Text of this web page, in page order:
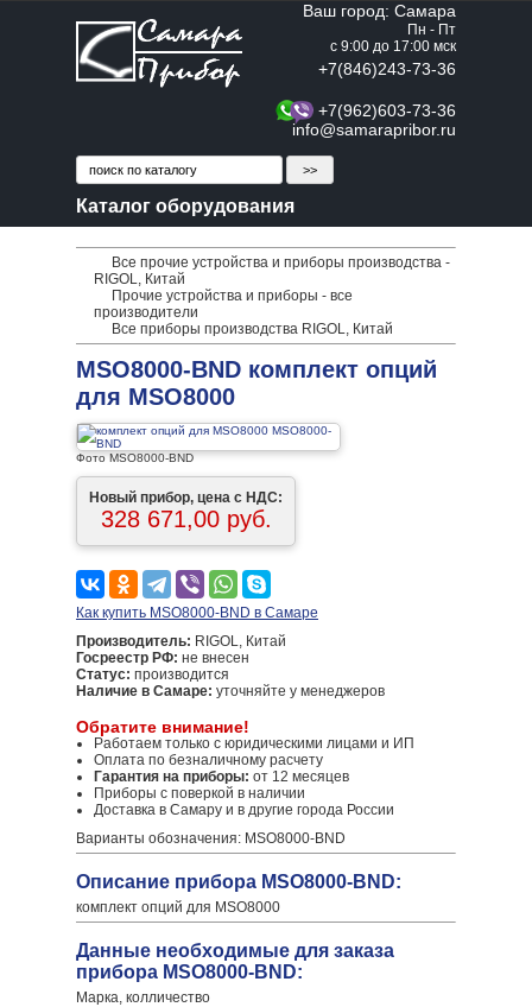
Ваш город: Самара
Пн - Пт
с 9:00 до 17:00 мск
+7(846)243-73-36
+7(962)603-73-36
info@samarapribor.ru
Каталог оборудования
Все прочие устройства и приборы производства -
RIGOL, Китай
Прочие устройства и приборы - все
производители
Все приборы производства RIGOL, Китай
MSO8000-BND комплект опций
для MSO8000
Фото MSO8000-BND
Новый прибор, цена с НДС:
328 671,00 руб.
Как купить MSO8000-BND в Самаре
Производитель: RIGOL, Китай
Госреестр РФ: не внесен
Статус: производится
Наличие в Самаре: уточняйте у менеджеров
Обратите внимание!
Работаем только с юридическими лицами и ИП
Оплата по безналичному расчету
Гарантия на приборы: от 12 месяцев
Приборы с поверкой в наличии
Доставка в Самару и в другие города России
Варианты обозначения: MSO8000-BND
Описание прибора MSO8000-BND:
комплект опций для MSO8000
Данные необходимые для заказа
прибора MSO8000-BND:
Марка, колличество